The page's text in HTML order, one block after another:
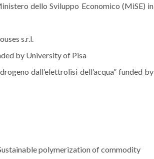
dello Sviluppo Economico (MiSE) in
s.r.l.
by University of Pisa
dall’elettrolisi dell’acqua” funded by
polymerization of commodity